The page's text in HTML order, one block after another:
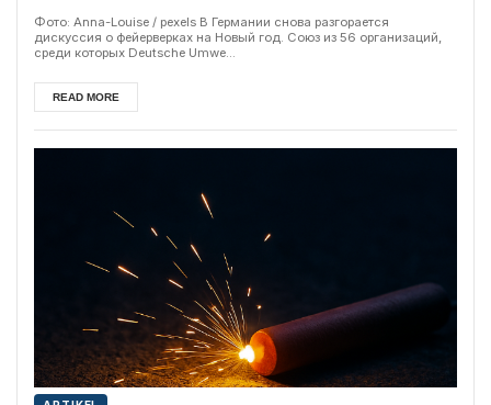
Фото: Anna-Louise / pexels В Германии снова разгорается
дискуссия о фейерверках на Новый год. Союз из 56 организаций,
среди которых Deutsche Umwe...
READ MORE